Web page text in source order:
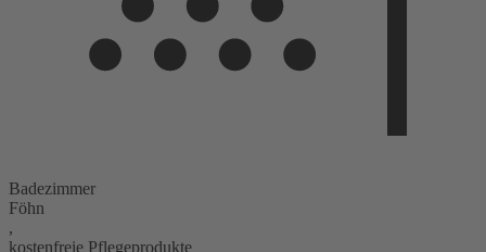
Badezimmer
Föhn
,
kostenfreie Pflegeprodukte